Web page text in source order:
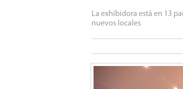
La exhibidora está en 13
nuevos locales